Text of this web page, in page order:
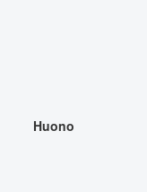
Huono